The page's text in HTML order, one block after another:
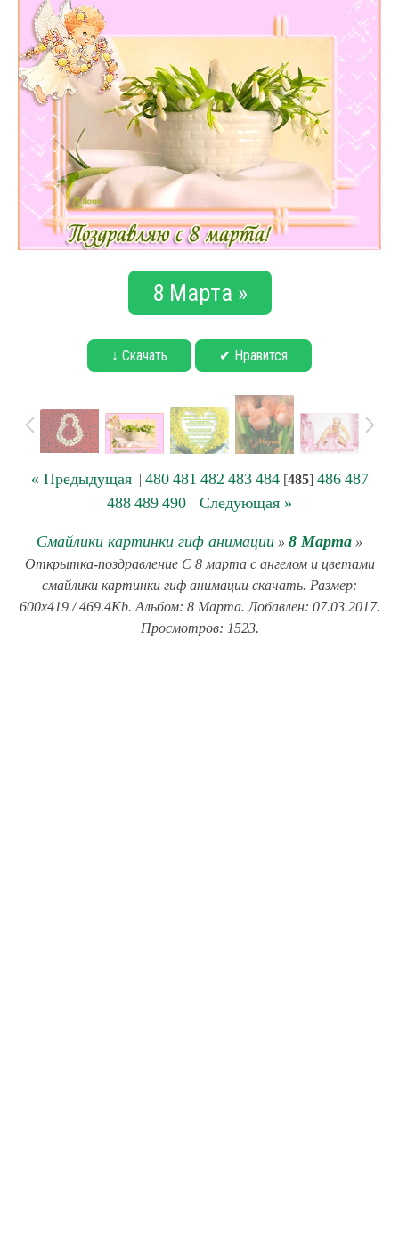
8 Марта »
↓ Скачать ✔ Нравится
« Предыдущая| 480 481 482 483 484[485] 486 487
488 489 490 | Следующая »
Смайлики картинки гиф анимации » 8 Марта »
Открытка-поздравление С 8 марта с ангелом и цветами
смайлики картинки гиф анимации скачать. Размер:
600x419 / 469.4Kb. Альбом: 8 Марта. Добавлен: 07.03.2017.
Просмотров: 1523.